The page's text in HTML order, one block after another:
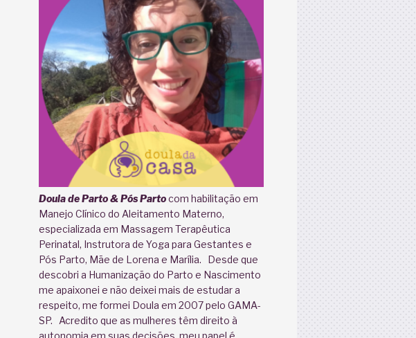
Doula de Parto & Pós Partocom habilitação em
Manejo Clínico do Aleitamento Materno,
especializada em Massagem Terapêutica
Perinatal, Instrutora de Yoga para Gestantes e
Pós Parto, Mãe de Lorena e Marília. Desde que
descobri a Humanização do Parto e Nascimento
me apaixonei e não deixei mais de estudar a
respeito, me formei Doula em 2007 pelo GAMA-
SP. Acredito que as mulheres têm direito à